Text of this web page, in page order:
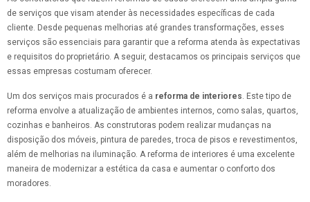
de serviços que visam atender às necessidades específicas de cada
cliente. Desde pequenas melhorias até grandes transformações, esses
serviços são essenciais para garantir que a reforma atenda às expectativas
e requisitos do proprietário. A seguir, destacamos os principais serviços que
essas empresas costumam oferecer.
Um dos serviços mais procurados é a reforma de interiores. Este tipo de
reforma envolve a atualização de ambientes internos, como salas, quartos,
cozinhas e banheiros. As construtoras podem realizar mudanças na
disposição dos móveis, pintura de paredes, troca de pisos e revestimentos,
além de melhorias na iluminação. A reforma de interiores é uma excelente
maneira de modernizar a estética da casa e aumentar o conforto dos
moradores.